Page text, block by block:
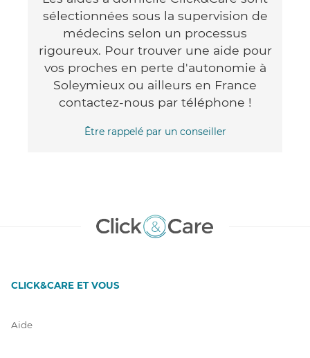
sélectionnées sous la supervision de
médecins selon un processus
rigoureux. Pour trouver une aide pour
vos proches en perte d'autonomie à
Soleymieux ou ailleurs en France
contactez-nous par téléphone !
Être rappelé par un conseiller
CLICK&CARE ET VOUS
Aide